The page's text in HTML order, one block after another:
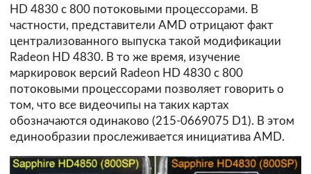
HD 4830 с 800 потоковыми процессорами. В
частности, представители AMD отрицают факт
централизованного выпуска такой модификации
Radeon HD 4830. В то же время, изучение
маркировок версий Radeon HD 4830 с 800
потоковыми процессорами позволяет говорить о
том, что все видеочипы на таких картах
обозначаются одинаково (215-0669075 D1). В этом
единообразии прослеживается инициатива AMD.